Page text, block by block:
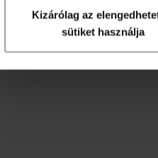
Kizárólag az
sütiket használja